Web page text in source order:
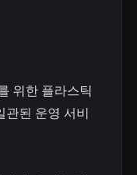
위한 플라스틱
된 운영 서비